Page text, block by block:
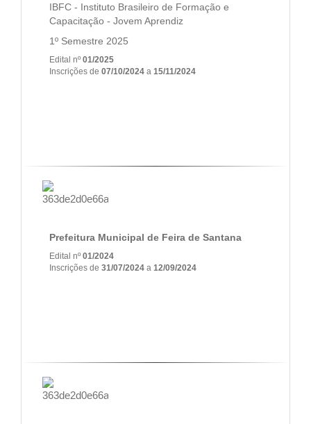
IBFC - Instituto Brasileiro de Formação e
Capacitação - Jovem Aprendiz
1º Semestre 2025
Edital nº01/2025
Inscrições de 07/10/2024 a 15/11/2024
Prefeitura Municipal de Feira de Santana
Edital nº01/2024
Inscrições de 31/07/2024 a 12/09/2024